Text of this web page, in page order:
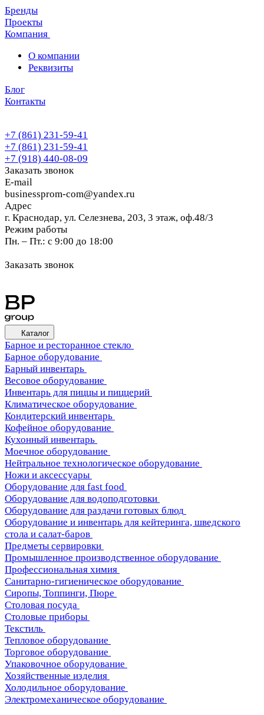
Бренды
Проекты
Компания
О компании
Реквизиты
Блог
Контакты
+7 (861) 231-59-41
+7 (861) 231-59-41
+7 (918) 440-08-09
Заказать звонок
E-mail
businessprom-com@yandex.ru
Адрес
г. Краснодар, ул. Селезнева, 203, 3 этаж, оф.48/3
Режим работы
Пн. – Пт.: с 9:00 до 18:00
Заказать звонок
Каталог
Барное и ресторанное стекло
Барное оборудование
Барный инвентарь
Весовое оборудование
Инвентарь для пиццы и пиццерий
Климатическое оборудование
Кондитерский инвентарь
Кофейное оборудование
Кухонный инвентарь
Моечное оборудование
Нейтральное технологическое оборудование
Ножи и аксессуары
Оборудование для fast food
Оборудование для водоподготовки
Оборудование для раздачи готовых блюд
Оборудование и инвентарь для кейтеринга, шведского
стола и салат-баров
Предметы сервировки
Промышленное производственное оборудование
Профессиональная химия
Санитарно-гигиеническое оборудование
Сиропы, Топпинги, Пюре
Столовая посуда
Столовые приборы
Текстиль
Тепловое оборудование
Торговое оборудование
Упаковочное оборудование
Хозяйственные изделия
Холодильное оборудование
Электромеханическое оборудование